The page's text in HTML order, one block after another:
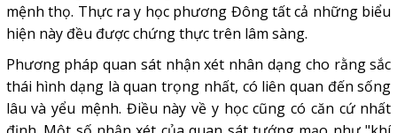
mệnh thọ. Thực ra y học phương Đông tất cả những biểu
hiện này đều được chứng thực trên lâm sàng.
Phương pháp quan sát nhận xét nhân dạng cho rằng sắc
thái hình dạng là quan trọng nhất, có liên quan đến sống
lâu và yểu mệnh. Điều này về y học cũng có căn cứ nhất